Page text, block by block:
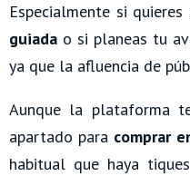
Especialmente si
guiada o si planeas tu
ya que la afluencia de
Aunque la plataforma
apartado para comprar
habitual que haya